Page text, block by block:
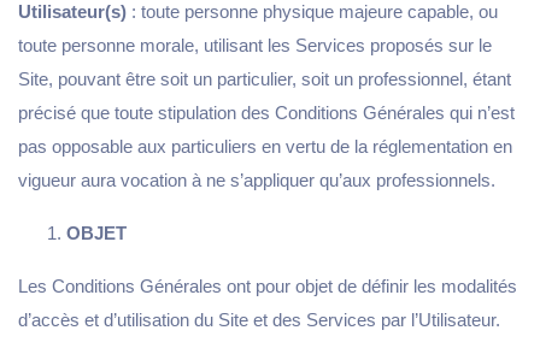
Utilisateur(s) : toute personne physique majeure capable, ou
toute personne morale, utilisant les Services proposés sur le
Site, pouvant être soit un particulier, soit un professionnel, étant
précisé que toute stipulation des Conditions Générales qui n’est
pas opposable aux particuliers en vertu de la réglementation en
vigueur aura vocation à ne s’appliquer qu’aux professionnels.
OBJET
Les Conditions Générales ont pour objet de définir les modalités
d’accès et d’utilisation du Site et des Services par l’Utilisateur.